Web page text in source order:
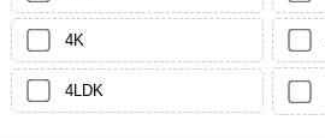
4K
4LDK